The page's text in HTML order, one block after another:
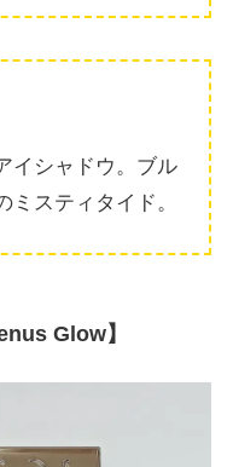
イシャドウ。ブル
スティタイド。
Glow】